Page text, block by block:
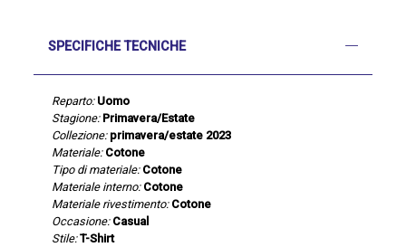
SPECIFICHE TECNICHE
Reparto: Uomo
Stagione: Primavera/Estate
Collezione: primavera/estate 2023
Materiale: Cotone
Tipo di materiale: Cotone
Materiale interno: Cotone
Materiale rivestimento: Cotone
Occasione: Casual
Stile: T-Shirt